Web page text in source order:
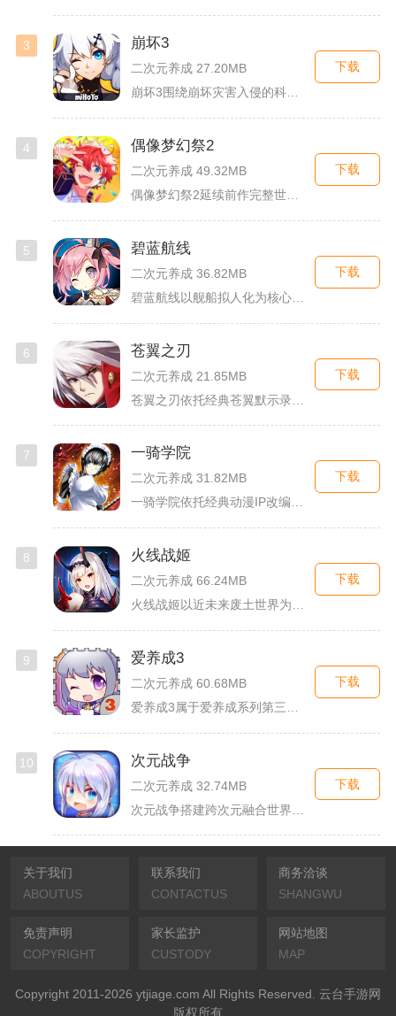
3 崩坏3
二次元养成 27.20MB
崩坏3围绕崩坏灾害入侵的科幻世界观展开，玩家以舰长身份操控多...
下载
4 偶像梦幻祭2
二次元养成 49.32MB
下载
5 碧蓝航线
二次元养成 36.82MB
下载
6 苍翼之刃
二次元养成 21.85MB
下载
7 一骑学院
二次元养成 31.82MB
一骑学院依托经典动漫IP改编，把三国武将化身学院少女角色，主...
下载
8 火线战姬
二次元养成 66.24MB
下载
9 爱养成3
二次元养成 60.68MB
下载
10 次元战争
二次元养成 32.74MB
下载
关于我们
ABOUTUS
联系我们
CONTACTUS
商务洽谈
SHANGWU
免责声明
COPYRIGHT
家长监护
CUSTODY
网站地图
MAP
Copyright 2011-2026 ytjiage.com All Rights Reserved. 云台手游网
版权所有